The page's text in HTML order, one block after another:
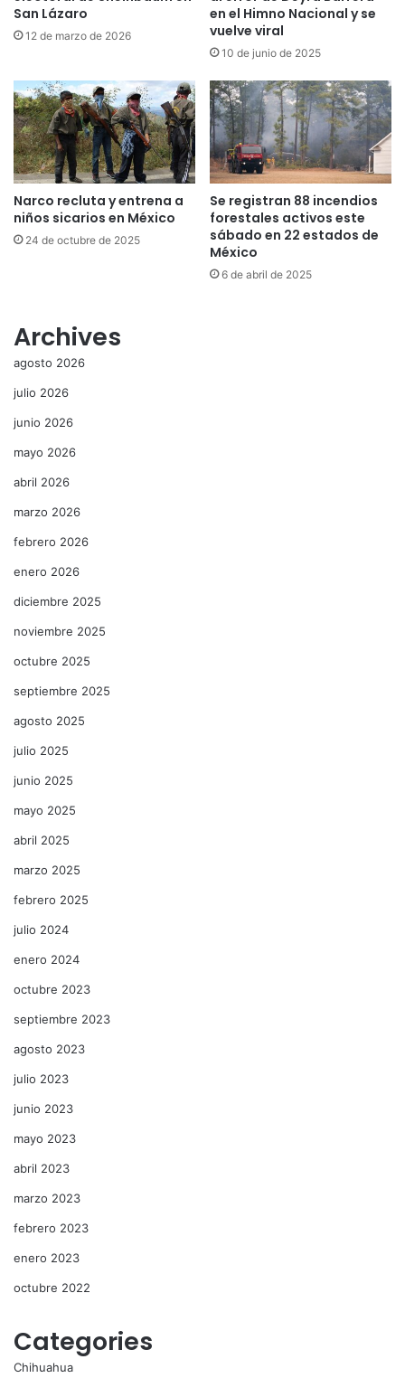
San Lázaro
12 de marzo de 2026
en el Himno Nacional y se
vuelve viral
10 de junio de 2025
Narco recluta y entrena a
niños sicarios en México
24 de octubre de 2025
Se registran 88 incendios
forestales activos este
sábado en 22 estados de
México
6 de abril de 2025
Archives
agosto 2026
julio 2026
junio 2026
mayo 2026
abril 2026
marzo 2026
febrero 2026
enero 2026
diciembre 2025
noviembre 2025
octubre 2025
septiembre 2025
agosto 2025
julio 2025
junio 2025
mayo 2025
abril 2025
marzo 2025
febrero 2025
julio 2024
enero 2024
octubre 2023
septiembre 2023
agosto 2023
julio 2023
junio 2023
mayo 2023
abril 2023
marzo 2023
febrero 2023
enero 2023
octubre 2022
Categories
Chihuahua